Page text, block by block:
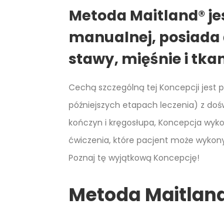
Metoda Maitland®
manualnej, posiada
stawy, mięśnie i
Cechą szczególną tej Koncepcji jest
późniejszych etapach leczenia) z
kończyn i kręgosłupa, Koncepcja
ćwiczenia, które pacjent może
Poznaj tę wyjątkową Koncepcję!
Metoda